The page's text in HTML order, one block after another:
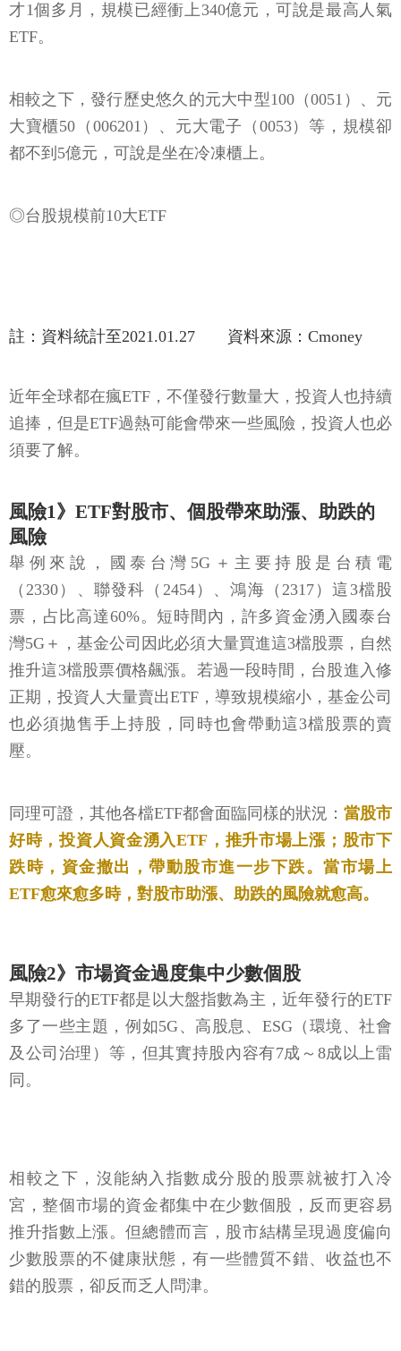
才1個多月，規模已經衝上340億元，可說是最高人氣
ETF。
相較之下，發行歷史悠久的元大中型100（0051）、元
大寶櫃50（006201）、元大電子（0053）等，規模卻
都不到5億元，可說是坐在冷凍櫃上。
◎台股規模前10大ETF
註：資料統計至2021.01.27 資料來源：Cmoney
近年全球都在瘋ETF，不僅發行數量大，投資人也持續
追捧，但是ETF過熱可能會帶來一些風險，投資人也必
須要了解。
風險1》ETF對股市、個股帶來助漲、助跌的
風險
舉例來說，國泰台灣5G＋主要持股是台積電
（2330）、聯發科（2454）、鴻海（2317）這3檔股
票，占比高達60%。短時間內，許多資金湧入國泰台
灣5G＋，基金公司因此必須大量買進這3檔股票，自然
推升這3檔股票價格飆漲。若過一段時間，台股進入修
正期，投資人大量賣出ETF，導致規模縮小，基金公司
也必須拋售手上持股，同時也會帶動這3檔股票的賣
壓。
同理可證，其他各檔ETF都會面臨同樣的狀況： 當股市
好時，投資人資金湧入ETF，推升市場上漲；股市下
跌時，資金撤出，帶動股市進一步下跌。當市場上
ETF愈來愈多時，對股市助漲、助跌的風險就愈高。
風險2》市場資金過度集中少數個股
早期發行的ETF都是以大盤指數為主，近年發行的ETF
多了一些主題，例如5G、高股息、ESG（環境、社會
及公司治理）等，但其實持股內容有7成～8成以上雷
同。
相較之下，沒能納入指數成分股的股票就被打入冷
宮，整個市場的資金都集中在少數個股，反而更容易
推升指數上漲。但總體而言，股市結構呈現過度偏向
少數股票的不健康狀態，有一些體質不錯、收益也不
錯的股票，卻反而乏人問津。